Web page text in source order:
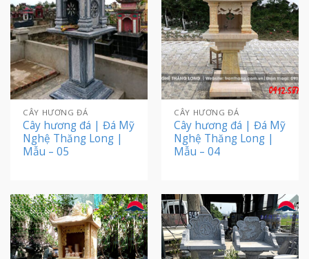
CÂY HƯƠNG ĐÁ
Cây hương đá | Đá Mỹ
Nghệ Thăng Long |
Mẫu – 05
CÂY HƯƠNG ĐÁ
Cây hương đá | Đá Mỹ
Nghệ Thăng Long |
Mẫu – 04